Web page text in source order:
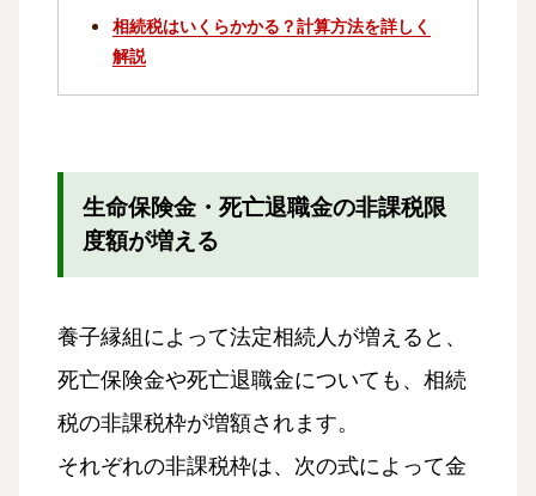
相続税はいくらかかる？計算方法を詳しく
解説
生命保険金・死亡退職金の非課税限
度額が増える
養子縁組によって法定相続人が増えると、
死亡保険金や死亡退職金についても、相続
税の非課税枠が増額されます。
それぞれの非課税枠は、次の式によって金